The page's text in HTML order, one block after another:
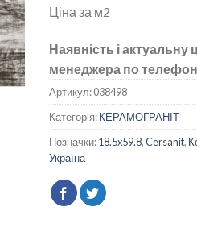
Ціна за м2
Наявність і актуальну
менеджера по
Артикул:038498
Категорія:КЕРАМОГРАНІТ
Позначки:18.5x59.8,Cersanit,
Україна